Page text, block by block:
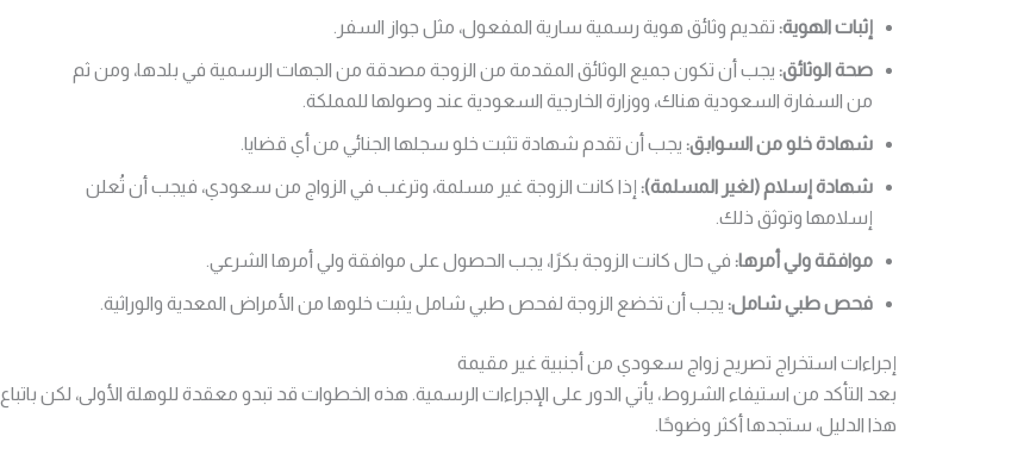
إثبات الهوية: تقديم وثائق هوية رسمية سارية المفعول، مثل جواز السفر.
صحة الوثائق: يجب أن تكون جميع الوثائق المقدمة من الزوجة مصدقة من الجهات الرسمية في بلدها، ومن ثم
من السفارة السعودية هناك، ووزارة الخارجية السعودية عند وصولها للمملكة.
شهادة خلو من السوابق: يجب أن تقدم شهادة تثبت خلو سجلها الجنائي من أي قضايا.
شهادة إسلام (لغير المسلمة): إذا كانت الزوجة غير مسلمة، وترغب في الزواج من سعودي، فيجب أن تُعلن
إسلامها وتوثق ذلك.
موافقة ولي أمرها: في حال كانت الزوجة بكرًا، يجب الحصول على موافقة ولي أمرها الشرعي.
فحص طبي شامل: يجب أن تخضع الزوجة لفحص طبي شامل يثبت خلوها من الأمراض المعدية والوراثية.
إجراءات استخراج تصريح زواج سعودي من أجنبية غير مقيمة
بعد التأكد من استيفاء الشروط، يأتي الدور على الإجراءات الرسمية. هذه الخطوات قد تبدو معقدة للوهلة الأولى، لكن باتباع
هذا الدليل، ستجدها أكثر وضوحًا.